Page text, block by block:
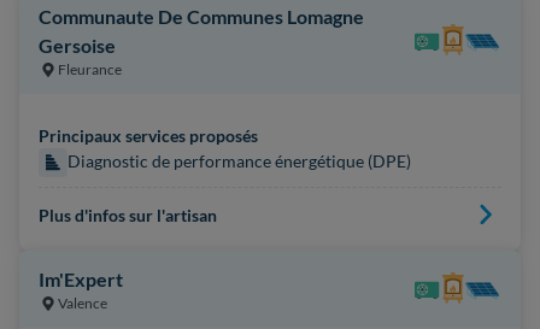
Communaute De Communes Lomagne
Gersoise
Fleurance
Principaux services proposés
Diagnostic de performance énergétique (DPE)
Plus d'infos sur l'artisan
Im'Expert
Valence